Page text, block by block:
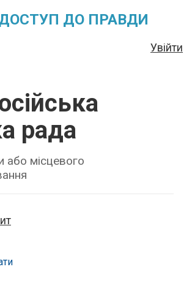
ДО ПРАВДИ
Увійти
рада
або місцевого